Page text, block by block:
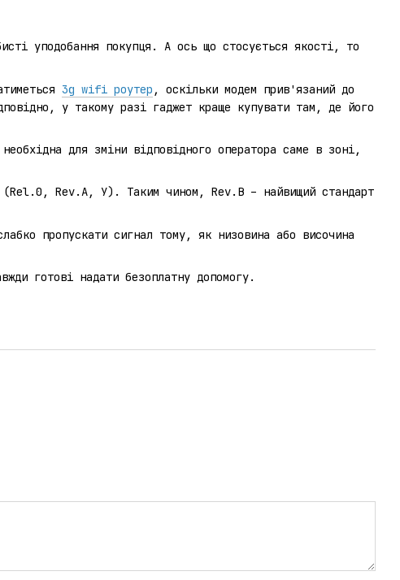
уподобання покупця. А ось що стосується якості, то
3g wifi роутер , оскільки модем прив'язаний до
у такому разі гаджет краще купувати там, де його
для зміни відповідного оператора саме в зоні,
(Rel.0, Rev.А, У). Таким чином, Rev.В – найвищий стандарт
пропускати сигнал тому, як низовина або височина
готові надати безоплатну допомогу.